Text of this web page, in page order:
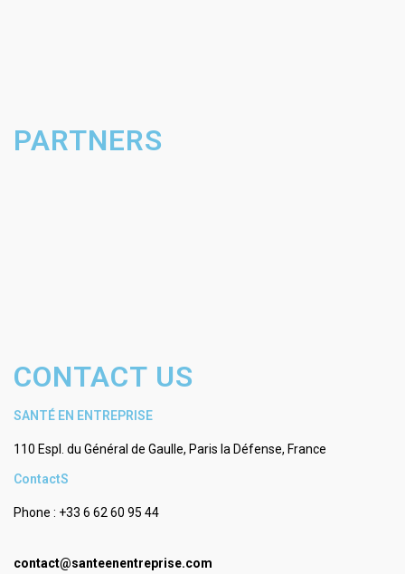
PARTNERS
CONTACT US
SANTÉ EN ENTREPRISE
110 Espl. du Général de Gaulle, Paris la Défense, France
ContactS
Phone : +33 6 62 60 95 44
contact@santeenentreprise.com